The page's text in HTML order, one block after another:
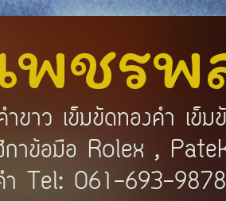
พชรพ
ขาว เข็มขัดทองคำ เข็
ฬิกาข้อมือ Rolex ,
คำ Tel: 061-693-